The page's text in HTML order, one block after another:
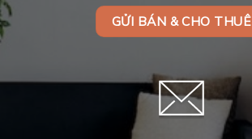
GỬI BÁN & CHO THUÊ